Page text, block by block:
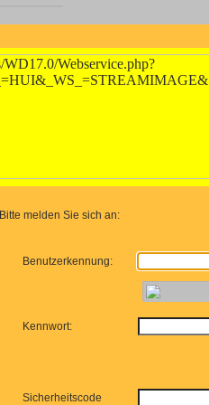
Bitte melden Sie sich an:
Benutzerkennung:
Kennwort:
Sicherheitscode